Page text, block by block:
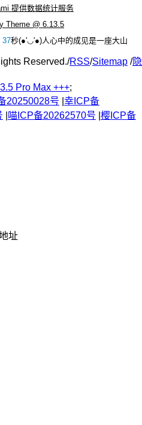
提供数据统计服务
Theme @ 6.13.5
39秒(●'◡'●)人心中的成见是一座大山
Reserved./RSS/Sitemap /隐
Pro Max +++;
20250028号 幸ICP备
喵ICP备20262570号 樱ICP备
址